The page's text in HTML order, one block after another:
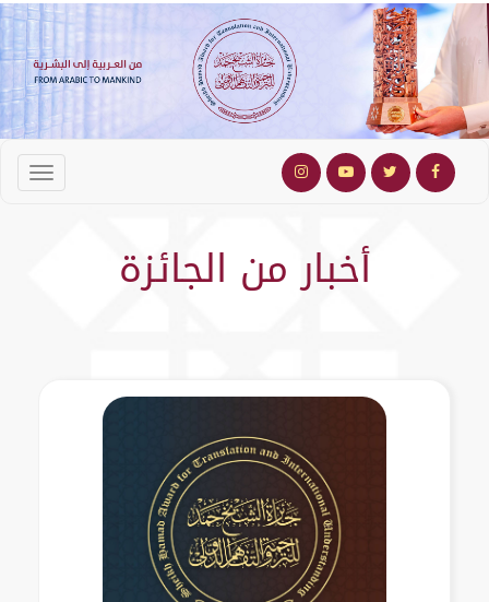
أخبار من الجائزة